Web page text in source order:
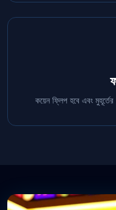
কয়েন ফ্লিপ হবে এবং